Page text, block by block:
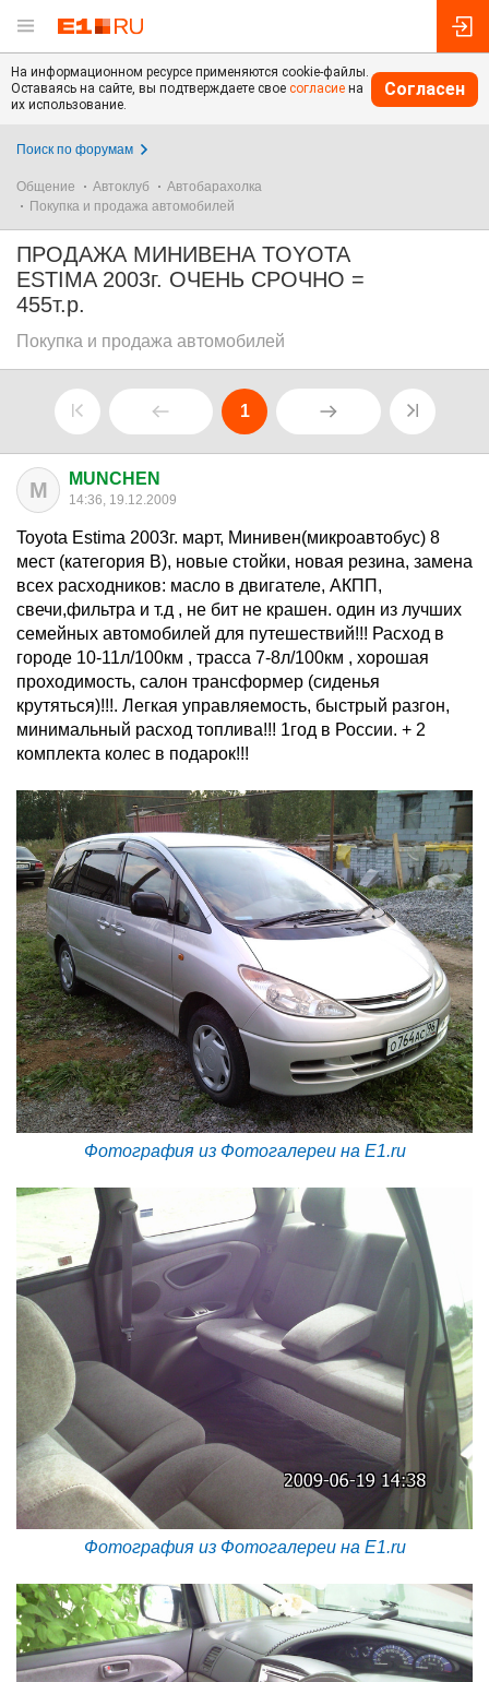
На информационном ресурсе применяются cookie-файлы.
Оставаясь на сайте, вы подтверждаете свое согласие на
их использование.
Согласен
Поиск по форумам
Общение Автоклуб
Автобарахолка
Покупка и продажа автомобилей
ПРОДАЖА МИНИВЕНА TOYOTA
ESTIMA 2003г. ОЧЕНЬ СРОЧНО =
455т.р.
Покупка и продажа автомобилей
1
M MUNCHEN
14:36, 19.12.2009
Toyota Estima 2003г. март, Минивен(микроавтобус) 8
мест (категория B), новые стойки, новая резина, замена
всех расходников: масло в двигателе, АКПП,
свечи,фильтра и т.д , не бит не крашен. один из лучших
семейных автомобилей для путешествий!!! Расход в
городе 10-11л/100км , трасса 7-8л/100км , хорошая
проходимость, салон трансформер (сиденья
крутяться)!!!. Легкая управляемость, быстрый разгон,
минимальный расход топлива!!! 1год в России. + 2
комплекта колес в подарок!!!
Фотография из Фотогалереи на E1.ru
Фотография из Фотогалереи на E1.ru